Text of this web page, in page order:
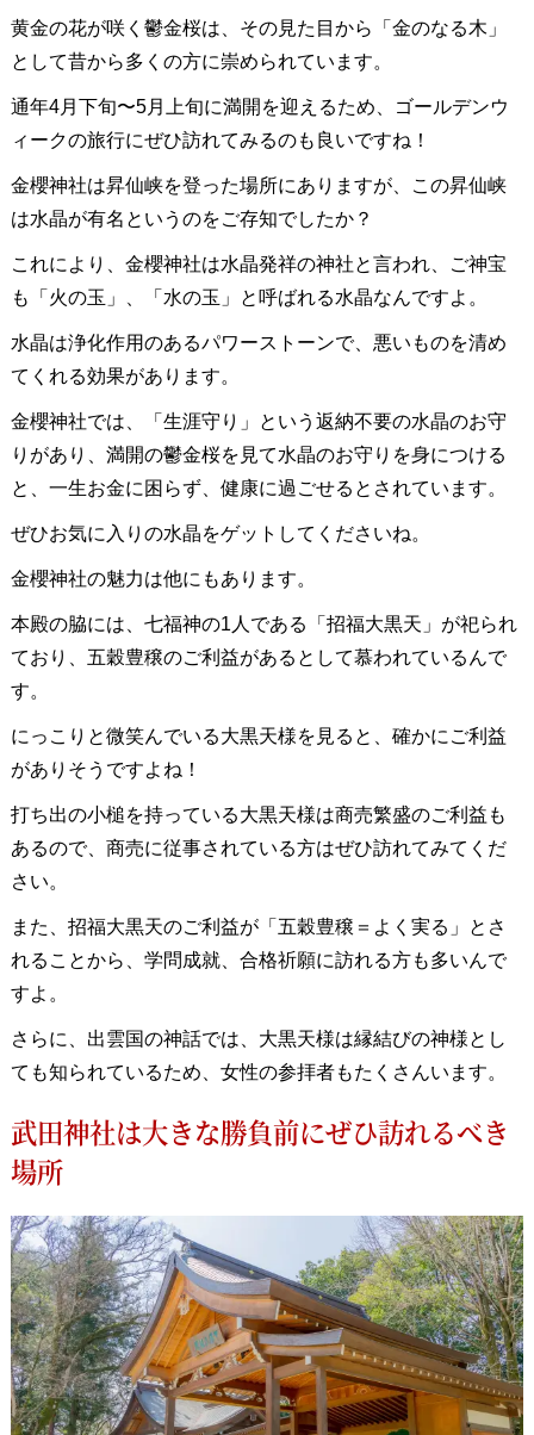
黄金の花が咲く鬱金桜は、その見た目から「金のなる木」
として昔から多くの方に崇められています。
通年4月下旬〜5月上旬に満開を迎えるため、ゴールデンウ
ィークの旅行にぜひ訪れてみるのも良いですね！
金櫻神社は昇仙峡を登った場所にありますが、この昇仙峡
は水晶が有名というのをご存知でしたか？
これにより、金櫻神社は水晶発祥の神社と言われ、ご神宝
も「火の玉」、「水の玉」と呼ばれる水晶なんですよ。
水晶は浄化作用のあるパワーストーンで、悪いものを清め
てくれる効果があります。
金櫻神社では、「生涯守り」という返納不要の水晶のお守
りがあり、満開の鬱金桜を見て水晶のお守りを身につける
と、一生お金に困らず、健康に過ごせるとされています。
ぜひお気に入りの水晶をゲットしてくださいね。
金櫻神社の魅力は他にもあります。
本殿の脇には、七福神の1人である「招福大黒天」が祀られ
ており、五穀豊穣のご利益があるとして慕われているんで
す。
にっこりと微笑んでいる大黒天様を見ると、確かにご利益
がありそうですよね！
打ち出の小槌を持っている大黒天様は商売繁盛のご利益も
あるので、商売に従事されている方はぜひ訪れてみてくだ
さい。
また、招福大黒天のご利益が「五穀豊穣＝よく実る」とさ
れることから、学問成就、合格祈願に訪れる方も多いんで
すよ。
さらに、出雲国の神話では、大黒天様は縁結びの神様とし
ても知られているため、女性の参拝者もたくさんいます。
武田神社は大きな勝負前にぜひ訪れるべき
場所